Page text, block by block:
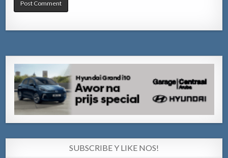
SUBSCRIBE Y LIKE NOS!